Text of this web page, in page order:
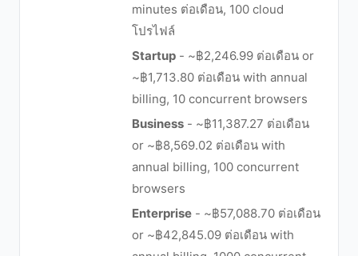
minutes ต่อเดือน, 100 cloud
โปรไฟล์
Startup - ~฿2,246.99 ต่อเดือน or
~฿1,713.80 ต่อเดือน with annual
billing, 10 concurrent browsers
Business - ~฿11,387.27 ต่อเดือน
or ~฿8,569.02 ต่อเดือน with
annual billing, 100 concurrent
browsers
Enterprise - ~฿57,088.70 ต่อเดือน
or ~฿42,845.09 ต่อเดือน with